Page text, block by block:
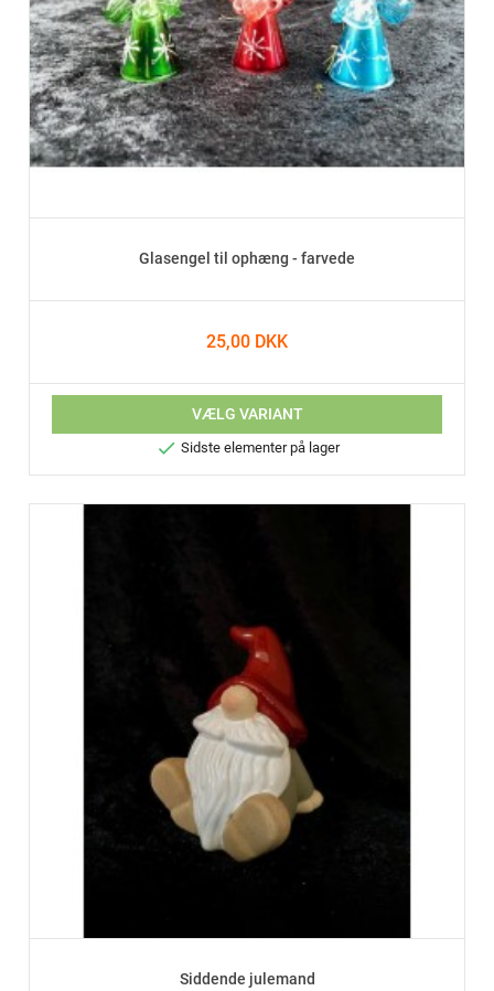
Glasengel til ophæng - farvede
25,00 DKK
VÆLG VARIANT
 Sidste elementer på lager
Siddende julemand